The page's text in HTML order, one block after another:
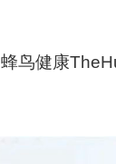
蜂鸟健康